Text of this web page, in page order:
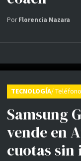
PorFlorencia Mazara
Samsung
vende en
cuotas sin
TECNOLOGÍA/